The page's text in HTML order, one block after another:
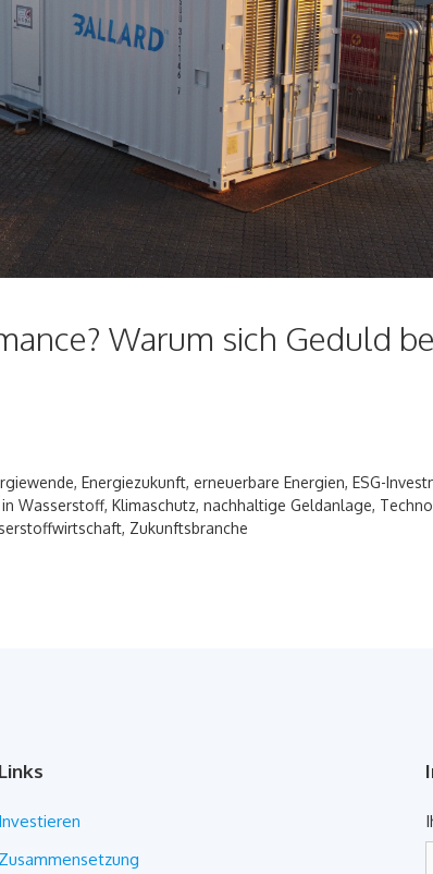
Warum sich Geduld
,Energiezukunft,erneuerbare Energien,ESG-
Wasserstoff, Klimaschutz, nachhaltige Geldanlage,
, Zukunftsbranche
Links
Investieren
Zusammensetzung